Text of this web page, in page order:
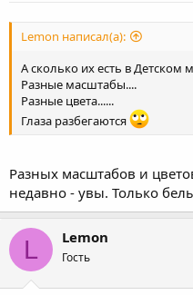
Lemon написал(а):
А сколько их есть в Детском
Разные масштабы....
Разные цвета......
Глаза разбегаются
Разных масштабов и
недавно - увы. Только
L Lemon
Гость